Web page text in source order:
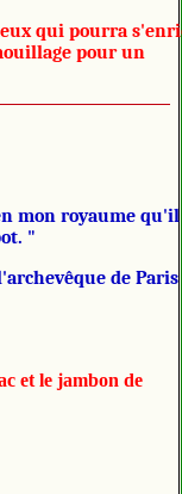
qui pourra
pour un
mon royaume qu'il
"
de Paris
et le jambon de